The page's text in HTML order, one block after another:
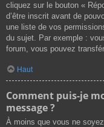
cliquez sur le bouton «
d’être inscrit avant de
une liste de vos
du sujet. Par exemple :
forum, vous pouvez
Haut
Comment puis-je
message ?
À moins que vous ne